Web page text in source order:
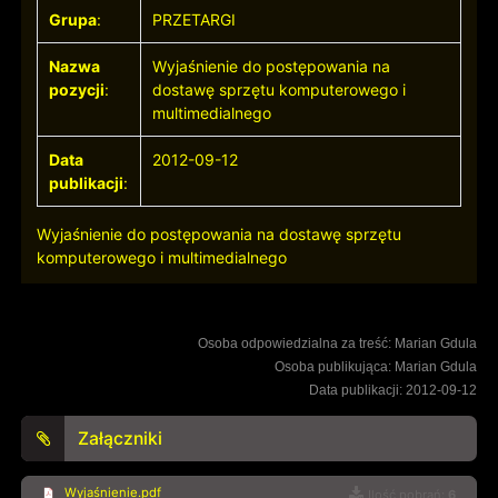
Grupa: PRZETARGI
Nazwa
pozycji:
Wyjaśnienie do postępowania na
dostawę sprzętu komputerowego i
multimedialnego
Data
publikacji:
2012-09-12
Wyjaśnienie do postępowania na dostawę sprzętu
komputerowego i multimedialnego
Osoba odpowiedzialna za treść: Marian Gdula
Osoba publikująca: Marian Gdula
Data publikacji: 2012-09-12
Załączniki
Wyjaśnienie.pdf